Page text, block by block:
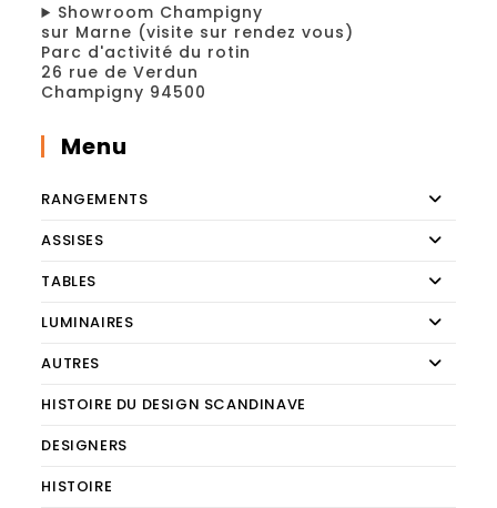
Showroom Champigny
sur Marne (visite sur rendez vous)
Parc d'activité du rotin
26 rue de Verdun
Champigny 94500
Menu
RANGEMENTS
ASSISES
TABLES
LUMINAIRES
AUTRES
HISTOIRE DU DESIGN SCANDINAVE
DESIGNERS
HISTOIRE